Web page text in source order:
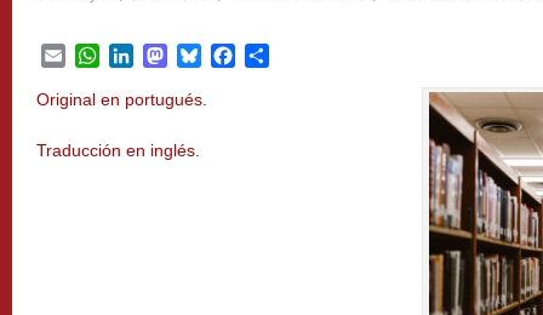
EmailWhatsApp
LinkedInMastodon
BlueskyFacebook
Original en portugués.
Traducción en inglés.